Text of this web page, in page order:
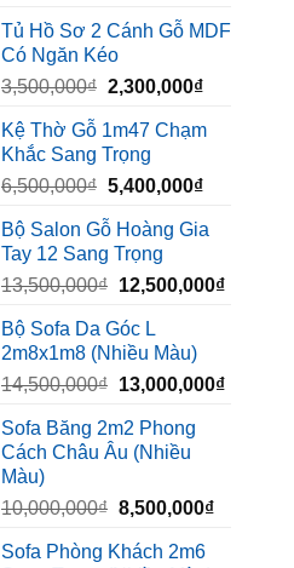
là:
450,000₫.
tại
320,000₫.
Tủ Hồ Sơ 2 Cánh Gỗ MDF
Có Ngăn Kéo
3,500,000₫ Giá
là:
3,500,000₫.
2,300,000₫Giá
tại
Kệ Thờ Gỗ 1m47 Chạm
Khắc Sang Trọng
6,500,000₫ Giá
là:
6,500,000₫.
5,400,000₫Giá
tại
Bộ Salon Gỗ Hoàng Gia
Tay 12 Sang Trọng
13,500,000₫ Giá
là:
13,500,000₫.
12,500,000₫Giá
Bộ Sofa Da Góc L
2m8x1m8 (Nhiều Màu)
14,500,000₫ Giá
là:
14,500,000₫.
13,000,000₫Giá
Sofa Băng 2m2 Phong
Cách Châu Âu (Nhiều
Màu)
10,000,000₫ Giá
là:
8,500,000₫Giá
Sofa Phòng Khách 2m6